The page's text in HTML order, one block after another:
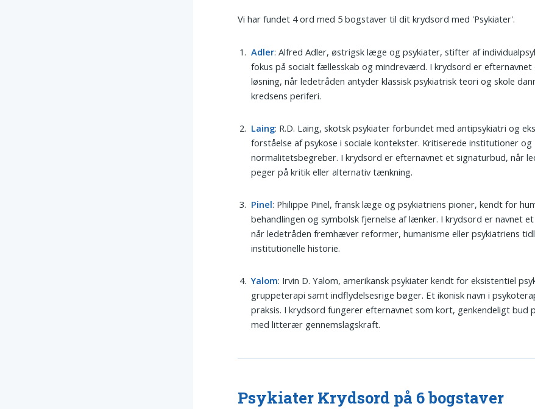
Vi har fundet 4 ord med 5 bogstaver til dit krydsord med 'Psykiater'.
Adler: Alfred Adler, østrigsk læge og psykiater, stifter af
fokus på socialt fællesskab og mindreværd. I krydsord er efternavnet
løsning, når ledetråden antyder klassisk psykiatrisk teori og skole
kredsens periferi.
Laing: R.D. Laing, skotsk psykiater forbundet med antipsykiatri og
forståelse af psykose i sociale kontekster. Kritiserede institutioner og
normalitetsbegreber. I krydsord er efternavnet et signaturbud, når
peger på kritik eller alternativ tænkning.
Pinel: Philippe Pinel, fransk læge og psykiatriens pioner, kendt for
behandlingen og symbolsk fjernelse af lænker. I krydsord er navnet et
når ledetråden fremhæver reformer, humanisme eller psykiatriens
institutionelle historie.
Yalom: Irvin D. Yalom, amerikansk psykiater kendt for eksistentiel
gruppeterapi samt indflydelsesrige bøger. Et ikonisk navn i
praksis. I krydsord fungerer efternavnet som kort, genkendeligt bud
med litterær gennemslagskraft.
Psykiater Krydsord på 6 bogstaver